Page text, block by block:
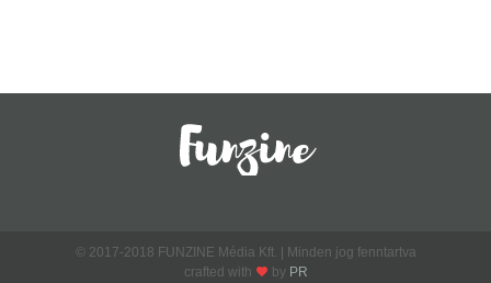
© 2017-2018 FUNZINE Média Kft. | Minden jog fenntartva
crafted with
by PR